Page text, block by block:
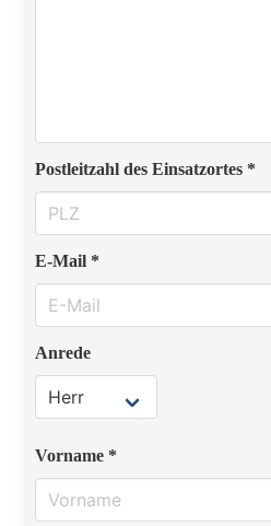
Postleitzahl des Einsatzortes *
E-Mail *
Anrede
Vorname *